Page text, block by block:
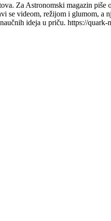
Za Astronomski magazin
se videom, režijom i glumom, a
ideja u priču. https://